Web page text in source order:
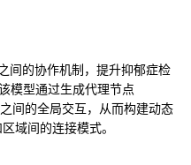
间的协作机制，提升抑郁症检
模型通过生成代理节点
间的全局交互，从而构建动态
域间的连接模式。